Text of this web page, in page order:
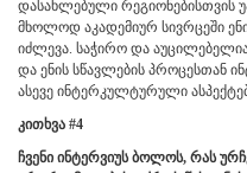
დასახლებული რეგიონებისთვის
მხოლოდ აკადემიურ სივრცეში
იძლევა. საჭირო და
და ენის სწავლების პროცესთან
ასევე ინტერკულტურული
კითხვა #4
ჩვენი ინტერვიუს ბოლოს, რას